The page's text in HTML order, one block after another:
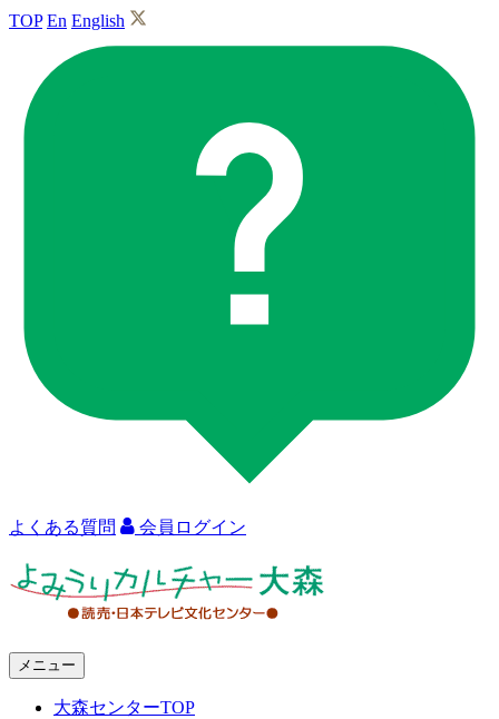
TOP En English
よくある質問 会員ログイン
メニュー
大森センターTOP